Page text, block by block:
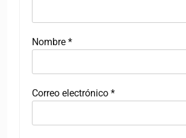
Nombre *
Correo electrónico *